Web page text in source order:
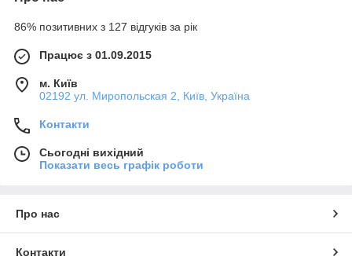
86% позитивних з 127 відгуків за рік
Працює з 01.09.2015
м. Київ
02192 ул. Миропольская 2, Київ, Україна
Контакти
Сьогодні вихідний
Показати весь графік роботи
Про нас
Контакти